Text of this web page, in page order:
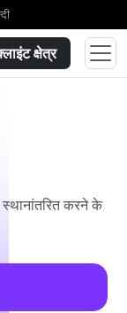
क्षेत्र
करने के